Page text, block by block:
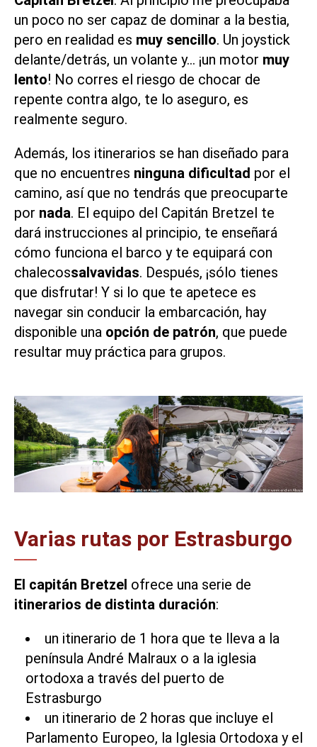
un poco no ser capaz de dominar a la bestia,
pero en realidad es muy sencillo. Un joystick
delante/detrás, un volante y… ¡un motor muy
lento! No corres el riesgo de chocar de
repente contra algo, te lo aseguro, es
realmente seguro.
Además, los itinerarios se han diseñado para
que no encuentres ninguna dificultad por el
camino, así que no tendrás que preocuparte
por nada. El equipo del Capitán Bretzel te
dará instrucciones al principio, te enseñará
cómo funciona el barco y te equipará con
chalecossalvavidas. Después, ¡sólo tienes
que disfrutar! Y si lo que te apetece es
navegar sin conducir la embarcación, hay
disponible una opción de patrón, que puede
resultar muy práctica para grupos.
Varias rutas por Estrasburgo
El capitán Bretzel ofrece una serie de
itinerarios de distinta duración:
un itinerario de 1 hora que te lleva a la
península André Malraux o a la iglesia
ortodoxa a través del puerto de
Estrasburgo
un itinerario de 2 horas que incluye el
Parlamento Europeo, la Iglesia Ortodoxa y el